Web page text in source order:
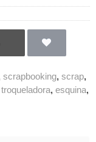
scrapbooking scrap
troqueladora esquina